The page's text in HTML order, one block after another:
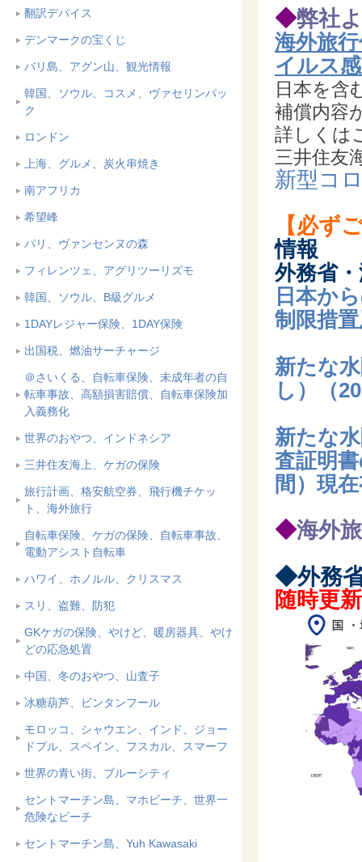
翻訳デバイス
デンマークの宝くじ
バリ島、アグン山、観光情報
韓国、ソウル、コスメ、ヴァセリンパッ
ク
ロンドン
上海、グルメ、炭火串焼き
南アフリカ
希望峰
パリ、ヴァンセンヌの森
フィレンツェ、アグリツーリズモ
韓国、ソウル、B級グルメ
1DAYレジャー保険、1DAY保険
出国税、燃油サーチャージ
＠さいくる、自転車保険、未成年者の自
転車事故、高額損害賠償、自転車保険加
入義務化
世界のおやつ、インドネシア
三井住友海上、ケガの保険
旅行計画、格安航空券、飛行機チケッ
ト、海外旅行
自転車保険、ケガの保険、自転車事故、
電動アシスト自転車
ハワイ、ホノルル、クリスマス
スリ、盗難、防犯
GKケガの保険、やけど、暖房器具、やけ
どの応急処置
中国、冬のおやつ、山査子
冰糖葫芦、ビンタンフール
モロッコ、シャウエン、インド、ジョー
ドプル、スペイン、フスカル、スマーフ
世界の青い街、ブルーシティ
セントマーチン島、マホビーチ、世界一
危険なビーチ
セントマーチン島、Yuh Kawasaki
◆弊社
海外旅
イルス
日本を含
補償内容
詳しくは
三井住友
新型コ
【必ず
情報
外務省
日本か
制限措
新たな
し）（
新たな
査証明
間）現
◆海外
◆外務
随時更